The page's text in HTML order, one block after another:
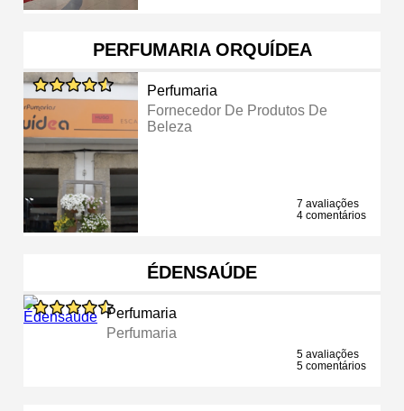
PERFUMARIA ORQUÍDEA
Perfumaria
Fornecedor De Produtos De
Beleza
7 avaliações
4 comentários
ÉDENSAÚDE
Perfumaria
Perfumaria
5 avaliações
5 comentários